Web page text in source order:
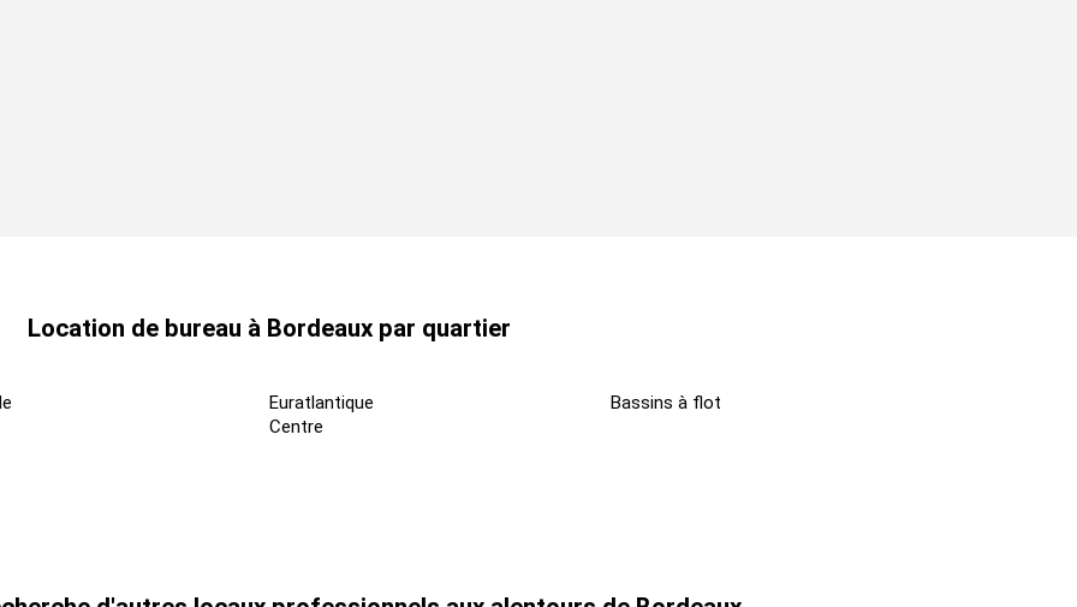
Location de bureau à Bordeaux par quartier
Euratlantique
Centre
Bassins à flot